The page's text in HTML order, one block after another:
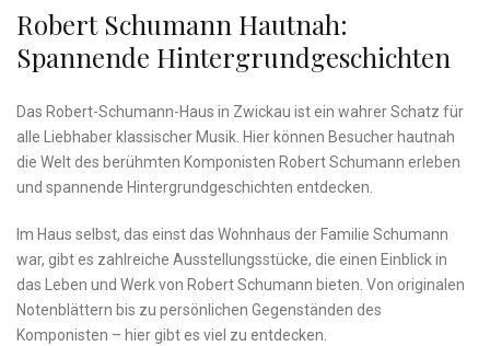
Robert Schumann Hautnah:
Spannende Hintergrundgeschichten
Das Robert-Schumann-Haus in‍ Zwickau ist⁣ ein wahrer Schatz ​für
alle Liebhaber klassischer Musik. Hier können Besucher hautnah
die Welt des berühmten⁢ Komponisten Robert Schumann erleben
und spannende⁣ Hintergrundgeschichten entdecken.
Im Haus selbst, das einst das ⁤Wohnhaus der Familie Schumann
war, gibt es zahlreiche Ausstellungsstücke, die einen⁢ Einblick in
⁣das ‌Leben und Werk von Robert Schumann bieten. Von originalen
Notenblättern‍ bis zu persönlichen Gegenständen des
Komponisten – ⁣hier gibt es ​viel ⁣zu entdecken.